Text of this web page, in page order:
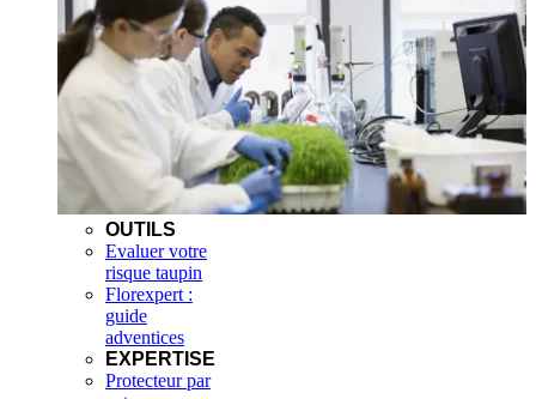
OUTILS
Evaluer votre
risque taupin
Florexpert :
guide
adventices
EXPERTISE
Protecteur par